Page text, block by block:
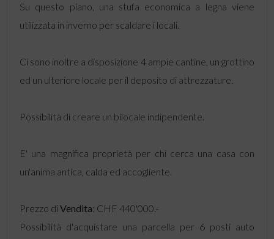
Su questo piano, una stufa economica a legna viene
utilizzata in inverno per scaldare i locali.
Ci sono inoltre a disposizione 4 ampie cantine, un grottino
ed un ulteriore locale per il deposito di attrezzature.
Possibilità di creare un bilocale indipendente.
E' una magnifica proprietà per chi cerca una casa con
un'anima antica, calda ed accogliente.
Prezzo diVendita: CHF 440'000.-
Possibilità d'acquistare una parcella per 6 posti auto